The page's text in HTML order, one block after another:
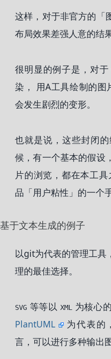
这样，对于非官方的「
布局效果差强人意的结果
很明显的例子是，对
染， 用A工具绘制的图
会发生剧烈的变形。
也就是说，这些封闭
候，有一个基本的假设
片的浏览，都在本工
品「用户粘性」的一个
基于文本生成的例子
以git为代表的管理工具
理的最佳选择。
SVG 等等以XML
为核心
PlantUML
为代表的
言，可以进行多种输出